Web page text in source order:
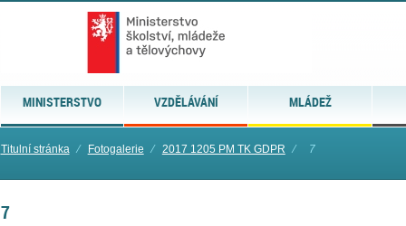
MINISTERSTVO VZDĚLÁVÁNÍ MLÁDEŽ
Titulní stránka ⁄ Fotogalerie ⁄ 2017 1205 PM TK GDPR ⁄ 7
7